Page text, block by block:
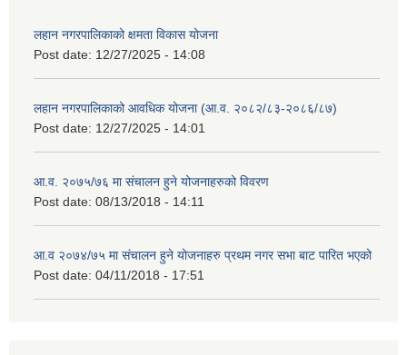
लहान नगरपालिकाको क्षमता विकास योजना
Post date: 12/27/2025 - 14:08
लहान नगरपालिकाको आवधिक योजना (आ.व. २०८२/८३-२०८६/८७)
Post date: 12/27/2025 - 14:01
आ.व. २०७५/७६ मा संचालन हुने योजनाहरुको विवरण
Post date: 08/13/2018 - 14:11
आ.व २०७४/७५ मा संचालन हुने योजनाहरु प्रथम नगर सभा बाट पारित भएको
Post date: 04/11/2018 - 17:51